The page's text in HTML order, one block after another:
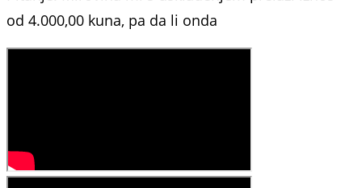
od 4.000,00 kuna, pa da li onda